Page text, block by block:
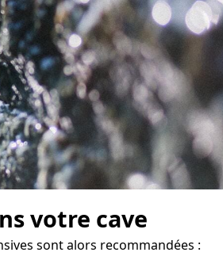
votre cave
sont alors recommandées :